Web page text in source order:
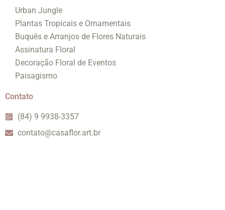
Urban Jungle
Plantas Tropicais e Ornamentais
Buquês e Arranjos de Flores Naturais
Assinatura Floral
Decoração Floral de Eventos
Paisagismo
Contato
(84) 9 9938-3357
contato@casaflor.art.br